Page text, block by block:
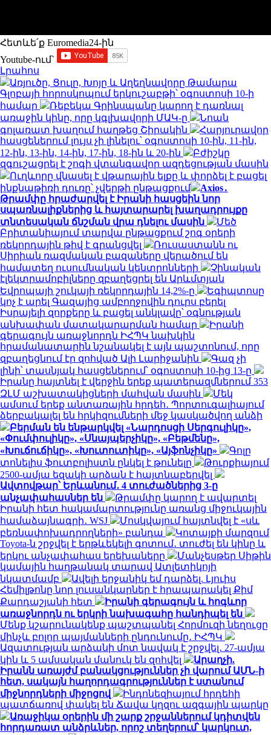
Հետևե՛ք Euromedia24-ին
Youtube-ում`
Լրահոս
Առյուծը, Ցուլը, Խոյը և Աղեղնավորը Թամարա
Գլոբայի հորոսկոպում երկուշաբթի՝ օգոստոսի 10-ի
համար
Ռեբեկա Գրինսպանը կարող է դառնալ
առաջին կինը, որը կգլխավորի ՄԱԿ-ը
Նոան
գոլառատ խաղում հաղթեց Շիրակին
Հարյուրավոր
հասցեներում լույս չի լինելու՝ օգոստոսի 10-ին, 11-ին,
12-ին, 13-ին, 14-ին, 17-ին, 18-ին և 20-ին
Բժիշկը
զգուշացրել է շոգի վտանգավոր ազդեցության մասին
Ուղևորը վնասել է վթարային ելքը և փորձել է բացել
ինքնաթիռի դուռը՝ չվերթի ընթացքում
Axios․
Թրամփը հրաժարվել է Իրանի հասցեին նոր
սպառնալիքներից և հայտարարել խաղադրույքը
տնտեսական ճնշման վրա դնելու մասին
Մեծ
Բրիտանիայում տարվա ընթացքում շոգ օրերի
ռեկորդային թիվ է գրանցվել
Ռուսաստանն ու
Սիրիան ռազմական բազաները վերածում են
համատեղ ուսումնական կենտրոնների
Չինական
էլեկտրամոբիլները զբաղեցրել են Արևմտյան
Եվրոպայի շուկայի ռեկորդային 14,2%-ը
Եգիպտոսը
կոչ է արել Գազայից ամբողջովին դուրս բերել
Իսրայելի զորքերը և բացել անկլավը՝ օգնության
անխափան մատակարարման համար
Իրանի
գերագույն առաջնորդն ԻՀՊԿ նախկին
հրամանատարին նշանակել է այն պաշտոնում, որը
զբաղեցնում էր զոհված Ալի Լարիջանին
Գազ չի
լինի՝ տասնյակ հասցեներում՝ օգոստոսի 10-ից 13-ը
Իրանը հայտնել է վերջին երեք պատերազմներում 353
ԶԼՄ աշխատակիցների մահվան մասին
Մեկ
ամսում երեք անտառային հրդեհ․ Պորտուգալիայում
ձերբակալել են հրկիզումների մեջ կասկածվող անձի
Բերման են ենթարկվել «Նարդոսցի Սերգուլիկը»,
«Փումփուլիկը», «Սնայպերչիկը», «Բեթմենը»,
«Խուճուճիկը», «Խուտուտիկը», «Այֆոնչիկը»
Գոլը
տոնելիս ֆուտբոլիստն ընկել է թունելը
Թուրքիայում
2500-ամյա եզակի արձան է հայտնաբերվել
Ավտովթար՝ Երևանում․ 4 տուժածներից 3-ը
անչափահասներ են
Թրամփը կարող է ավարտել
Իրանի հետ հակամարտությունը առանց միջուկային
համաձայնագրի․ WSJ
Մոսկվայում հայտնվել է «սև
բեռնափոխադրողների» բանդա
Կոտայքի մարզում
Toyota-ն շրջվել է երթևեկելի գոտում․ տուժել են կինը և
երկու անչափահաս երեխաները
Մանչեսթեր Սիթին
կամային հաղթանակ տարավ Ատլետիկոյի
նկատմամբ
Ավելի երջանիկ եմ դարձել. Լյուիս
Հեմիլթոնը նոր լուսանկարներ է հրապարակել Քիմ
Քարդաշյանի հետ
Իրանի գերագույն և հոգևոր
առաջնորդն ու երկրի նախագահը հանդիպել են
Մենք կշարունակենք պաշտպանել Հորմուզի նեղուցը
մինչև բոլոր պայմանների ընդունումը․ ԻՀՊԿ
Ազատության արձանի մոտ նավակ է շրջվել․ 27-ամյա
կին և 5 ամսական մանուկ են զոհվել
Արաղչի.
Իրանն առայժմ բանակցություններ չի վարում ԱՄՆ-ի
հետ, սակայն հաղորդագրություններ է ստանում
միջնորդների միջոցով
Ինդոնեզիայում հրդեհի
պատճառով փակել են Ճավա կղզու ազգային պարկը
Առաջիկա օրերին մի շարք շրջաններում կդիտվեն
հորդառատ անձրևներ, որոշ տեղերում՝ կարկուտ,